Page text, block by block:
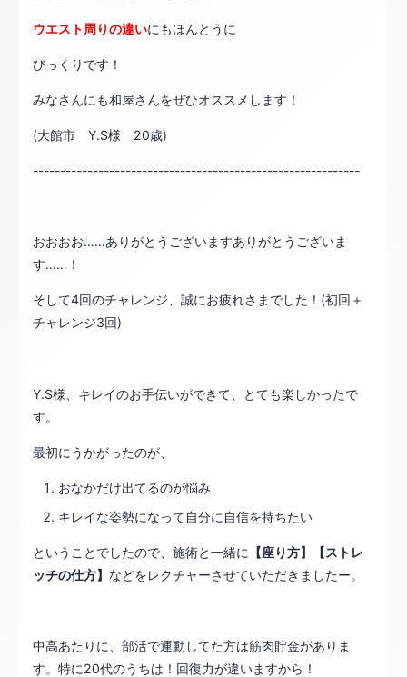
ウエスト周りの違いにもほんとうに
びっくりです！
みなさんにも和屋さんをぜひオススメします！
(大館市 Y.S様 20歳)
------------------------------------------------------------
おおおお……ありがとうございますありがとうございま
す……！
そして4回のチャレンジ、誠にお疲れさまでした！(初回＋
チャレンジ3回)
Y.S様、キレイのお手伝いができて、とても楽しかったで
す。
最初にうかがったのが、
おなかだけ出てるのが悩み
キレイな姿勢になって自分に自信を持ちたい
ということでしたので、施術と一緒に
【座り方】【ストレ
ッチの仕方】 などをレクチャーさせていただきましたー。
中高あたりに、部活で運動してた方は筋肉貯金がありま
す。特に20代のうちは！回復力が違いますから！